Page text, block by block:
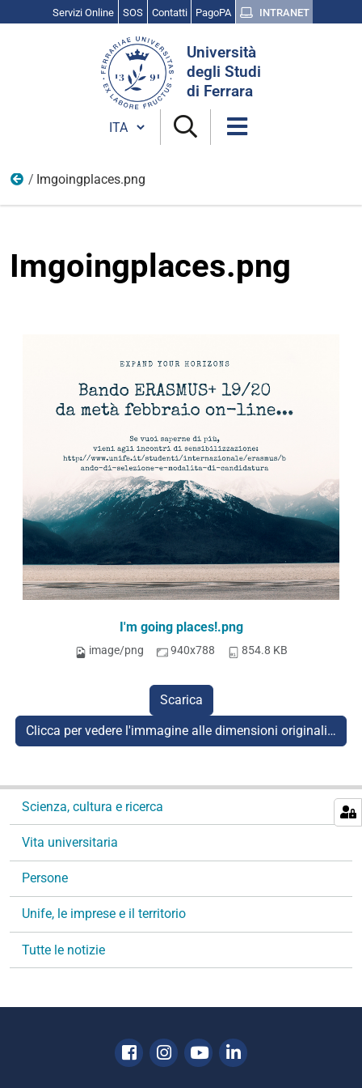
Servizi Online SOS Contatti PagoPA INTRANET
Università
degli Studi
di Ferrara
Cambia lingua
Gennaio
Imgoingplaces.png
Imgoingplaces.png
I'm going places!.png
image/png 940x788 854.8 KB
Scarica
Clicca per vedere l'immagine alle dimensioni originali…
a
i
n
Scienza, cultura e ricerca
Vita universitaria
Persone
Unife, le imprese e il territorio
Tutte le notizie
Facebook
Instagram
YoutubeLinkedin